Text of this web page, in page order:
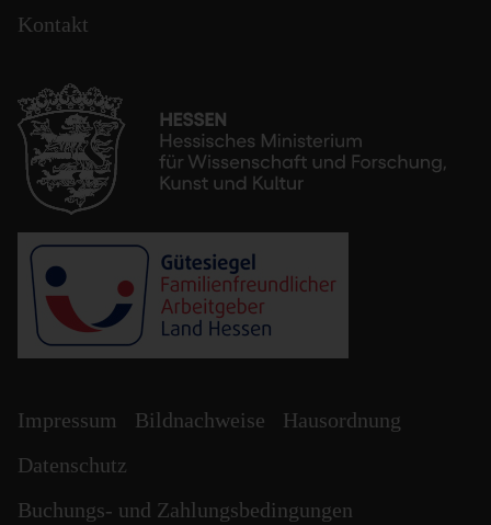
Kontakt
Impressum Bildnachweise
Hausordnung
Datenschutz
Buchungs- und Zahlungsbedingungen